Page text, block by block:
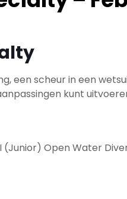
een scheur in een
kunt
Open Water